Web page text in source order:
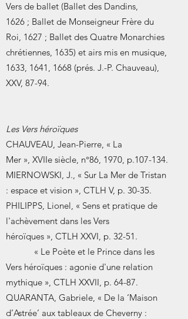
Vers de ballet (Ballet des Dandins,
1626 ; Ballet de Monseigneur Frère du
Roi, 1627 ; Ballet des Quatre Monarchies
chrétiennes, 1635) et airs mis en musique,
1633, 1641, 1668 (prés. J.-P. Chauveau),
XXV, 87-94.
Les Vers héroïques
CHAUVEAU, Jean-Pierre, « La
Mer », XVIIe siècle, n°86, 1970, p.107-134.
MIERNOWSKI, J., « Sur La Mer de Tristan
: espace et vision », CTLH V, p. 30-35.
PHILIPPS, Lionel, « Sens et pratique de
l'achèvement dans les Vers
héroïques », CTLH XXVI, p. 32-51.
« Le Poète et le Prince dans les
Vers héroïques : agonie d'une relation
mythique », CTLH XXVII, p. 64-87.
QUARANTA, Gabriele, « De la ‘Maison
d’Astrée’ aux tableaux de Cheverny :